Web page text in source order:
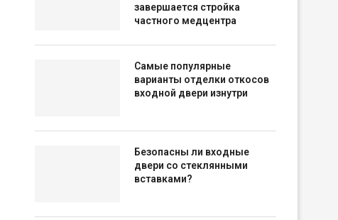
завершается стройка
частного медцентра
Самые популярные
варианты отделки откосов
входной двери изнутри
Безопасны ли входные
двери со стеклянными
вставками?